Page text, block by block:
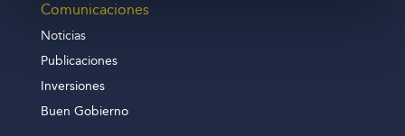
Comunicaciones
Noticias
Publicaciones
Inversiones
Buen Gobierno